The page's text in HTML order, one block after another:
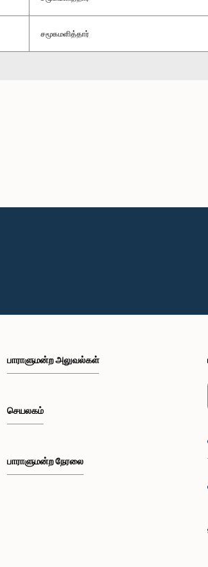
சமூகமளித்தார்
பாராளுமன்ற அலுவல்கள்
செயலகம்
பாராளுமன்ற நேரலை